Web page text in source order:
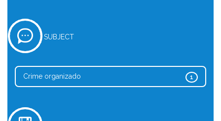
SUBJECT
1
Crime organizado